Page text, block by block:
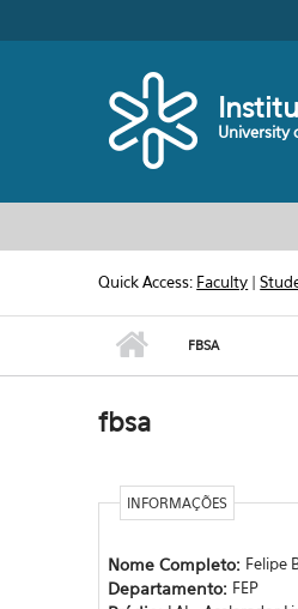
University
Quick Access: Faculty |
FBSA
fbsa
INFORMAÇÕES
Nome Completo: Felipe
Departamento: FEP